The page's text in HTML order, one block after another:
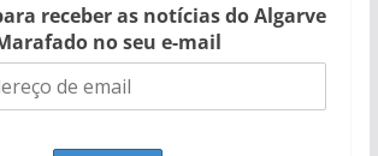
receber as notícias do Algarve
no seu e-mail